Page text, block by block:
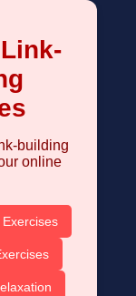
building
online